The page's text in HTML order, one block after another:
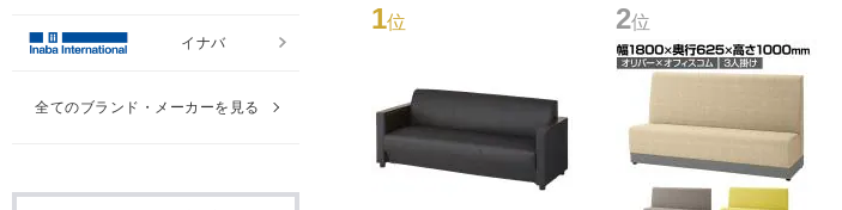
1位 2位
イナバ
全てのブランド・メーカーを見る